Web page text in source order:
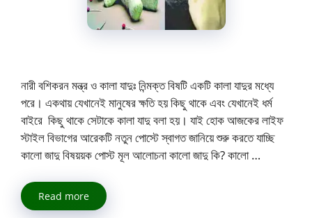
নারী বশিকরন মন্ত্র ও কালা যাদুঃ নিন্মক্ত বিষটি একটি কালা যাদুর মধ্যে
পরে। একথায় যেখানেই মানুষের ক্ষতি হয় কিছু থাকে এবং যেখানেই ধর্ম
বাইরে কিছু থাকে সেটাকে কালা যাদু বলা হয়। যাই হোক আজকের লাইফ
স্টাইল বিভাগের আরেকটি নতুন পোস্টে স্বাগত জানিয়ে শুরু করতে যাচ্ছি
কালো জাদু বিষয়য়ক পোস্ট মূল আলোচনা কালো জাদু কি? কালো …
Read more